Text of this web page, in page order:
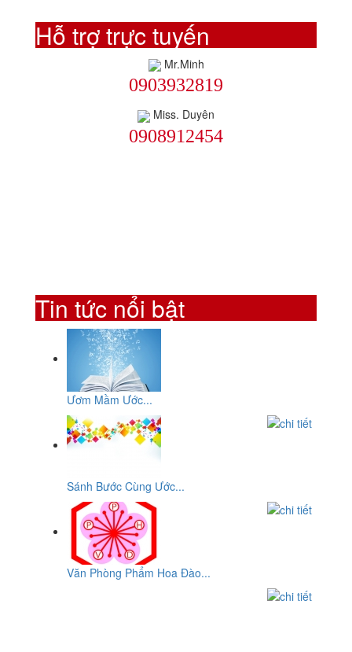
Hỗ trợ trực tuyến
Mr.Minh
0903932819
Miss. Duyên
0908912454
Tin tức nổi bật
Ươm Mầm Ước...
Sánh Bước Cùng Ước...
Văn Phòng Phẩm Hoa Đào...